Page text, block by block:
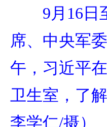
9月16日
席、中央军
午，习近平
卫生室，了
李学仁/摄）